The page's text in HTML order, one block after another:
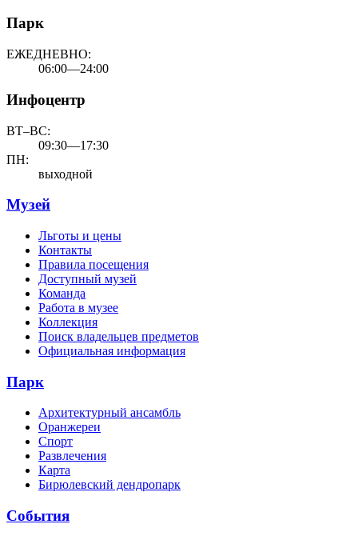
Парк
ЕЖЕДНЕВНО:
06:00—24:00
Инфоцентр
ВТ–ВС:
09:30—17:30
ПН:
выходной
Музей
Льготы и цены
Контакты
Правила посещения
Доступный музей
Команда
Работа в музее
Коллекция
Поиск владельцев предметов
Официальная информация
Парк
Архитектурный ансамбль
Оранжереи
Спорт
Развлечения
Карта
Бирюлевский дендропарк
События